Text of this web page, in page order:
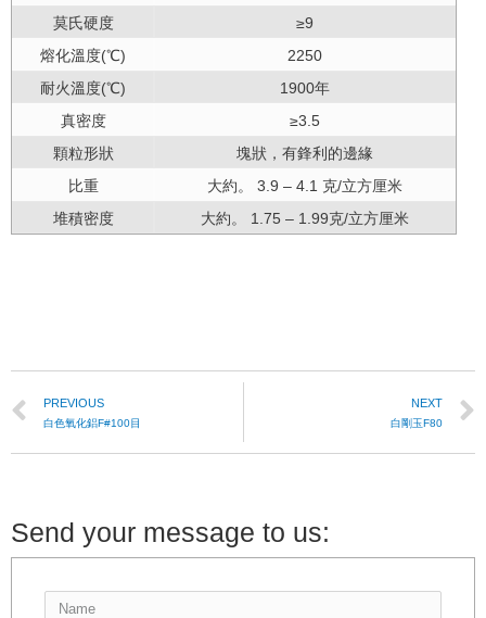
莫氏硬度
≥9
熔化溫度(℃)
2250
耐火溫度(℃)
1900年
真密度
≥3.5
顆粒形狀
塊狀，有鋒利的邊緣
比重
大約。 3.9 – 4.1 克/立方厘米
堆積密度
大約。 1.75 – 1.99克/立方厘米
PREVIOUS
白色氧化鋁F#100目
NEXT
白剛玉F80
Send your message to us: